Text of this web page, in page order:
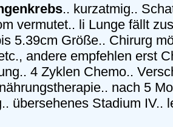
.. kurzatmig..
vermutet.. li Lunge fällt
5.39cm Größe.. Chirurg
andere empfehlen erst
4 Zyklen Chemo..
nach 5
übersehenes Stadium IV..